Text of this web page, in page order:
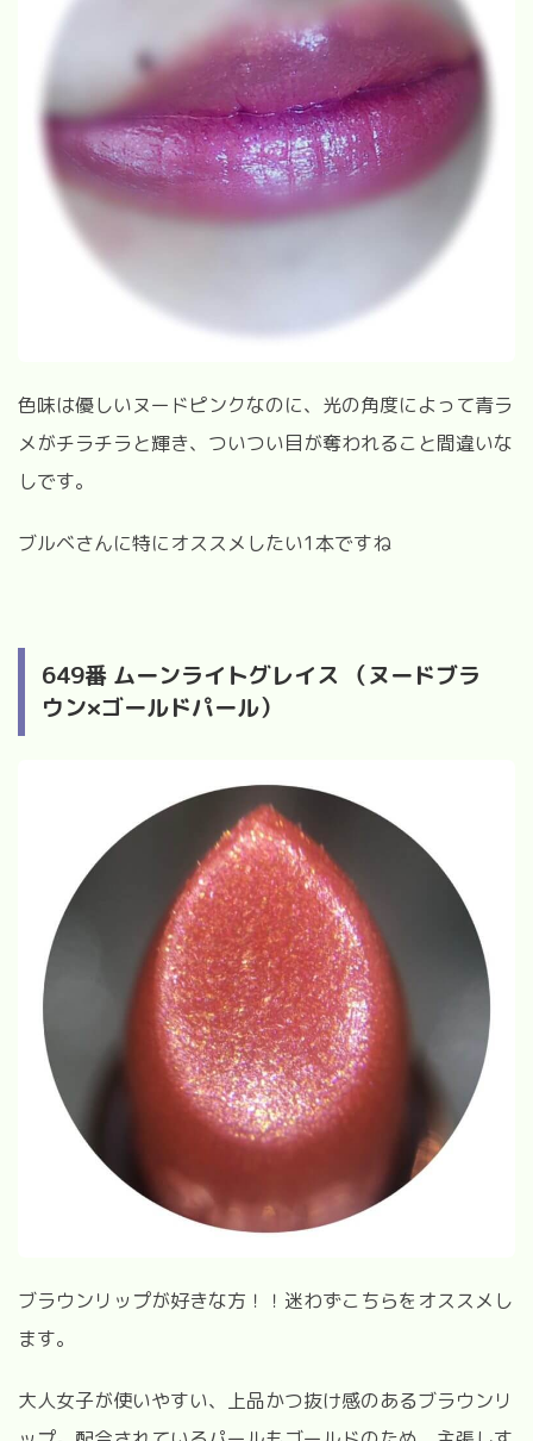
色味は優しいヌードピンクなのに、光の角度によって青ラ
メがチラチラと輝き、ついつい目が奪われること間違いな
しです。
ブルベさんに特にオススメしたい1本ですね
649番 ムーンライトグレイス （ヌードブラ
ウン×ゴールドパール）
ブラウンリップが好きな方！！迷わずこちらをオススメし
ます。
大人女子が使いやすい、上品かつ抜け感のあるブラウンリ